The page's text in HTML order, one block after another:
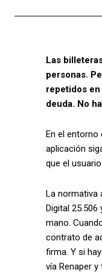
Las
personas.
repetidos
deuda. No
En el entorno
aplicación
que el
La normativa
Digital
mano.
contrato de
firma. Y si
vía Renaper